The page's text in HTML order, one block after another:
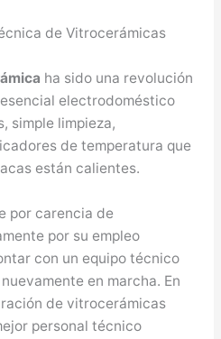
de Vitrocerámicas
ha sido una revolución
electrodoméstico
simple limpieza,
de temperatura que
están calientes.
por carencia de
por su empleo
con un equipo técnico
en marcha. En
de vitrocerámicas
personal técnico